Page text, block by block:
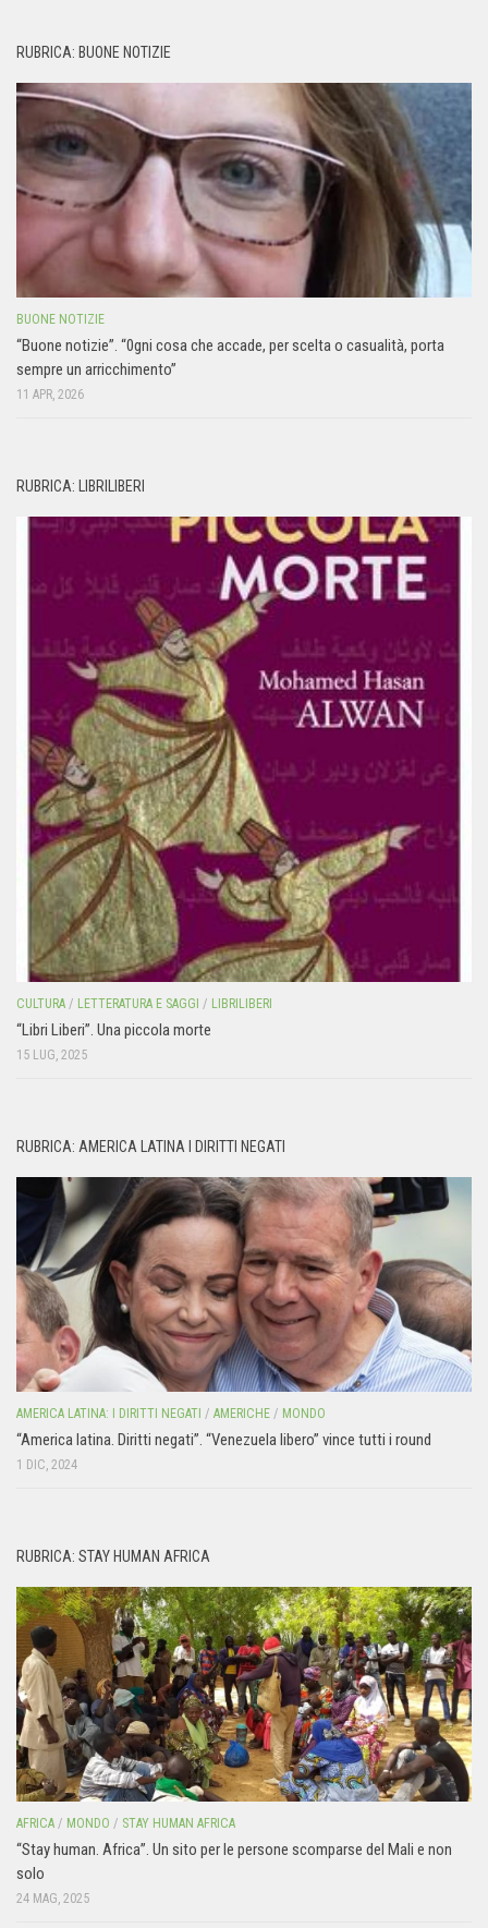
RUBRICA: BUONE NOTIZIE
BUONE NOTIZIE
“Buone notizie”. “0gni cosa che accade, per scelta o casualità, porta
sempre un arricchimento”
11 APR, 2026
RUBRICA: LIBRILIBERI
CULTURA / LETTERATURA E SAGGI / LIBRILIBERI
“Libri Liberi”. Una piccola morte
15 LUG, 2025
RUBRICA: AMERICA LATINA I DIRITTI NEGATI
AMERICA LATINA: I DIRITTI NEGATI / AMERICHE / MONDO
“America latina. Diritti negati”. “Venezuela libero” vince tutti i round
1 DIC, 2024
RUBRICA: STAY HUMAN AFRICA
AFRICA / MONDO / STAY HUMAN AFRICA
“Stay human. Africa”. Un sito per le persone scomparse del Mali e non
solo
24 MAG, 2025